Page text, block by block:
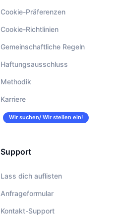
Cookie-Präferenzen
Cookie-Richtlinien
Gemeinschaftliche Regeln
Haftungsausschluss
Methodik
Karriere
Wir suchen/ Wir stellen ein!
Support
Lass dich auflisten
Anfrageformular
Kontakt-Support